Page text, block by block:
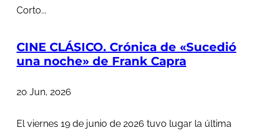
Corto...
CINE CLÁSICO. Crónica de «Sucedió
una noche» de Frank Capra
20 Jun, 2026
El viernes 19 de junio de 2026 tuvo lugar la última